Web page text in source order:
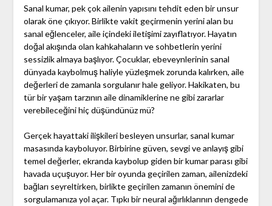
Sanal kumar, pek çok ailenin yapısını tehdit eden bir unsur
olarak öne çıkıyor. Birlikte vakit geçirmenin yerini alan bu
sanal eğlenceler, aile içindeki iletişimi zayıflatıyor. Hayatın
doğal akışında olan kahkahaların ve sohbetlerin yerini
sessizlik almaya başlıyor. Çocuklar, ebeveynlerinin sanal
dünyada kaybolmuş haliyle yüzleşmek zorunda kalırken, aile
değerleri de zamanla sorgulanır hale geliyor. Hakikaten, bu
tür bir yaşam tarzının aile dinamiklerine ne gibi zararlar
verebileceğini hiç düşündünüz mü?
Gerçek hayattaki ilişkileri besleyen unsurlar, sanal kumar
masasında kayboluyor. Birbirine güven, sevgi ve anlayış gibi
temel değerler, ekranda kaybolup giden bir kumar parası gibi
havada uçuşuyor. Her bir oyunda geçirilen zaman, ailenizdeki
bağları seyreltirken, birlikte geçirilen zamanın önemini de
sorgulamanıza yol açar. Tıpkı bir neural ağırlıklarının dengede